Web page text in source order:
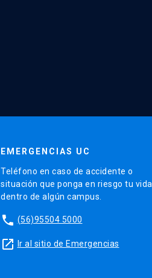
EMERGENCIAS UC
Teléfono en caso de accidente o
situación que ponga en riesgo tu vida
dentro de algún campus.
phone (56)95504 5000
launch Ir al sitio de Emergencias